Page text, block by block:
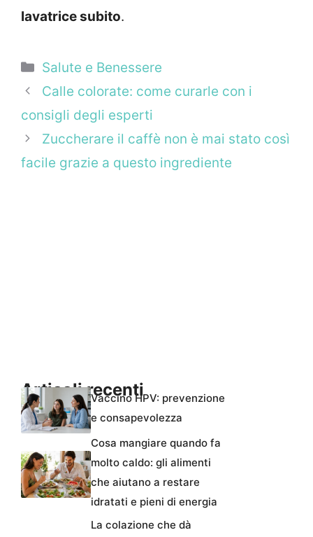
lavatrice subito.
Categorie
Salute e Benessere
Calle colorate: come curarle con i
consigli degli esperti
Zuccherare il caffè non è mai stato così
facile grazie a questo ingrediente
Articoli recentiVaccino HPV: prevenzione
e consapevolezza
Cosa mangiare quando fa
molto caldo: gli alimenti
che aiutano a restare
idratati e pieni di energia
La colazione che dà